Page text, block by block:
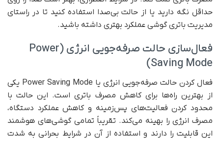
حداقل نگه دارید یا از حالت بی‌صدا استفاده کنید تا در راستای
مدیریت باتری گوشی عملکرد بهتری داشته باشید.
فعال‌سازی حالت صرفه‌جویی انرژی (Power
Saving Mode)
فعال کردن حالت صرفه‌جویی انرژی یا Power Saving Mode یکی
از بهترین راه‌ها برای کاهش مصرف باتری است. این حالت با
محدود کردن فعالیت‌های پس‌زمینه و کاهش عملکرد دستگاه،
مصرف انرژی را بهینه می‌کند. تقریباً تمامی گوشی‌های هوشمند
این قابلیت را دارند و استفاده از آن در شرایط بحرانی به شدت